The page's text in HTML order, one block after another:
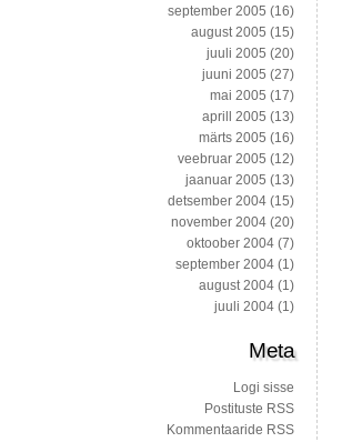
september 2005 (16)
august 2005 (15)
juuli 2005 (20)
juuni 2005 (27)
mai 2005 (17)
aprill 2005 (13)
märts 2005 (16)
veebruar 2005 (12)
jaanuar 2005 (13)
detsember 2004 (15)
november 2004 (20)
oktoober 2004 (7)
september 2004 (1)
august 2004 (1)
juuli 2004 (1)
Meta
Logi sisse
Postituste RSS
Kommentaaride RSS